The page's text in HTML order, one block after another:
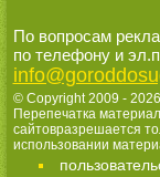
По вопросам
по телефону и
© Copyright 2009 -
Перепечатка
сайтовразрешается
использовании